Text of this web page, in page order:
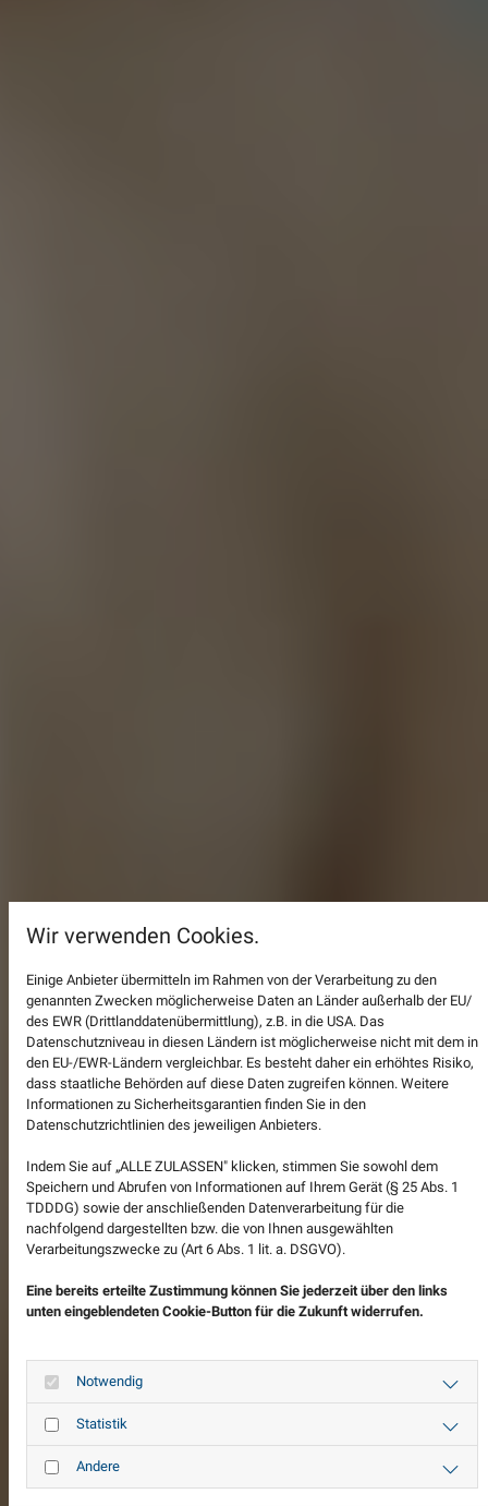
Wir verwenden Cookies.
Einige Anbieter übermitteln im Rahmen von der Verarbeitung zu den
genannten Zwecken möglicherweise Daten an Länder außerhalb der EU/
des EWR (Drittlanddatenübermittlung), z.B. in die USA. Das
Datenschutzniveau in diesen Ländern ist möglicherweise nicht mit dem in
den EU-/EWR-Ländern vergleichbar. Es besteht daher ein erhöhtes Risiko,
dass staatliche Behörden auf diese Daten zugreifen können. Weitere
Informationen zu Sicherheitsgarantien finden Sie in den
Datenschutzrichtlinien des jeweiligen Anbieters.
Indem Sie auf „ALLE ZULASSEN" klicken, stimmen Sie sowohl dem
Speichern und Abrufen von Informationen auf Ihrem Gerät (§ 25 Abs. 1
TDDDG) sowie der anschließenden Datenverarbeitung für die
nachfolgend dargestellten bzw. die von Ihnen ausgewählten
Verarbeitungszwecke zu (Art 6 Abs. 1 lit. a. DSGVO).
Eine bereits erteilte Zustimmung können Sie jederzeit über den links
unten eingeblendeten Cookie-Button für die Zukunft widerrufen.
Notwendig
Statistik
Andere